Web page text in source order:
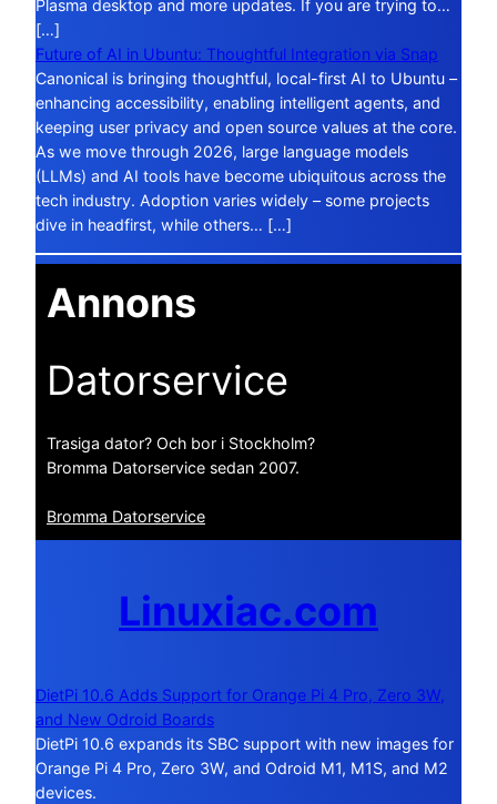
Plasma desktop and more updates. If you are trying to…
[…]
Future of AI in Ubuntu: Thoughtful Integration via Snap
Canonical is bringing thoughtful, local-first AI to Ubuntu –
enhancing accessibility, enabling intelligent agents, and
keeping user privacy and open source values at the core.
As we move through 2026, large language models
(LLMs) and AI tools have become ubiquitous across the
tech industry. Adoption varies widely – some projects
dive in headfirst, while others… […]
Annons
Datorservice
Trasiga dator? Och bor i Stockholm?
Bromma Datorservice sedan 2007.
Bromma Datorservice
Linuxiac.com
DietPi 10.6 Adds Support for Orange Pi 4 Pro, Zero 3W,
and New Odroid Boards
DietPi 10.6 expands its SBC support with new images for
Orange Pi 4 Pro, Zero 3W, and Odroid M1, M1S, and M2
devices.